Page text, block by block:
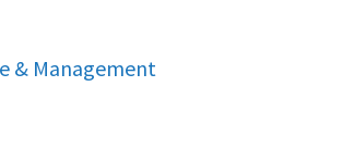
& Management